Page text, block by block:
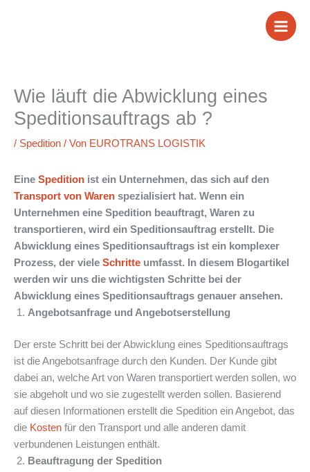
Wie läuft die Abwicklung eines
Speditionsauftrags ab ?
/ Spedition / Von EUROTRANS LOGISTIK
Eine Spedition ist ein Unternehmen, das sich auf den
Transport von Waren spezialisiert hat. Wenn ein
Unternehmen eine Spedition beauftragt, Waren zu
transportieren, wird ein Speditionsauftrag erstellt. Die
Abwicklung eines Speditionsauftrags ist ein komplexer
Prozess, der viele Schritte umfasst. In diesem Blogartikel
werden wir uns die wichtigsten Schritte bei der
Abwicklung eines Speditionsauftrags genauer ansehen.
Angebotsanfrage und Angebotserstellung
Der erste Schritt bei der Abwicklung eines Speditionsauftrags
ist die Angebotsanfrage durch den Kunden. Der Kunde gibt
dabei an, welche Art von Waren transportiert werden sollen, wo
sie abgeholt und wo sie zugestellt werden sollen. Basierend
auf diesen Informationen erstellt die Spedition ein Angebot, das
die Kosten für den Transport und alle anderen damit
verbundenen Leistungen enthält.
Beauftragung der Spedition